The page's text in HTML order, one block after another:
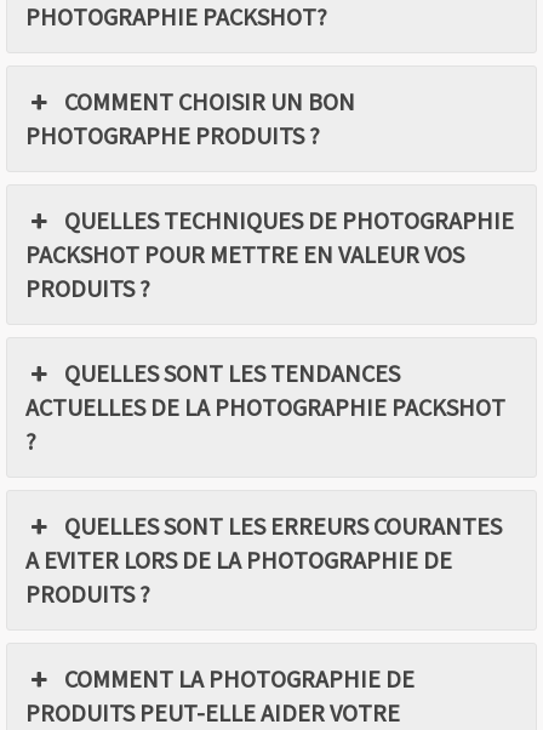
PHOTOGRAPHIE PACKSHOT?
COMMENT CHOISIR UN BON
PHOTOGRAPHE PRODUITS ?
QUELLES TECHNIQUES DE PHOTOGRAPHIE
PACKSHOT POUR METTRE EN VALEUR VOS
PRODUITS ?
QUELLES SONT LES TENDANCES
ACTUELLES DE LA PHOTOGRAPHIE PACKSHOT
?
QUELLES SONT LES ERREURS COURANTES
A EVITER LORS DE LA PHOTOGRAPHIE DE
PRODUITS ?
COMMENT LA PHOTOGRAPHIE DE
PRODUITS PEUT-ELLE AIDER VOTRE